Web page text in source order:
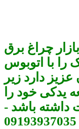
چراغ برق
را با اتوبوس
دارد زیر
یدکی خود را
داشته باشد -
09193937035